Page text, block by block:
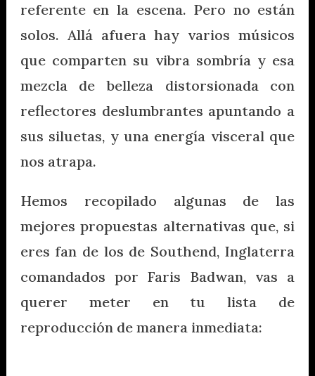
referente en la escena. Pero no están
solos. Allá afuera hay varios músicos
que comparten su vibra sombría y esa
mezcla de belleza distorsionada con
reflectores deslumbrantes apuntando a
sus siluetas, y una energía visceral que
nos atrapa.
Hemos recopilado algunas de las
mejores propuestas alternativas que, si
eres fan de los de Southend, Inglaterra
comandados por Faris Badwan, vas a
querer meter en tu lista de
reproducción de manera inmediata: